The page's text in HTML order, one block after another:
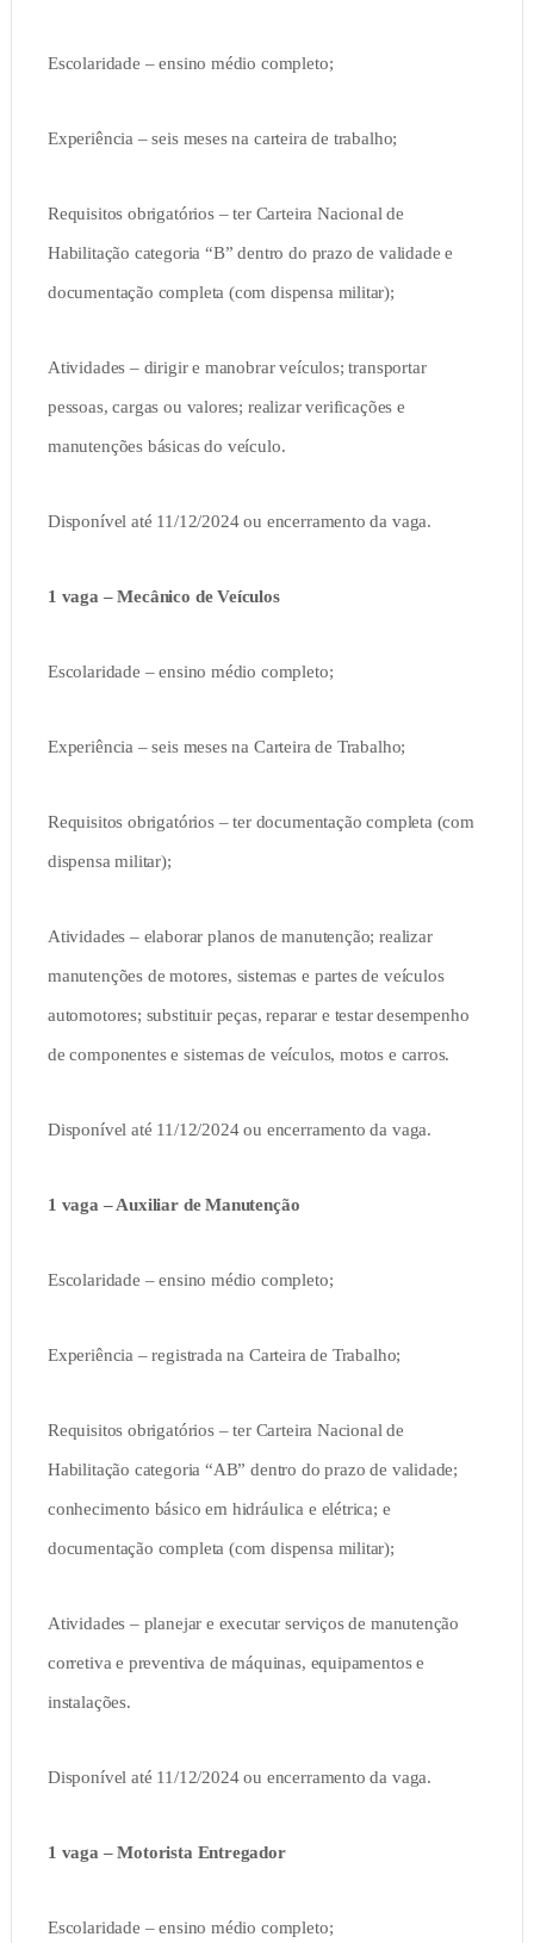
Escolaridade – ensino médio completo;
Experiência – seis meses na carteira de trabalho;
Requisitos obrigatórios – ter Carteira Nacional de
Habilitação categoria “B” dentro do prazo de validade e
documentação completa (com dispensa militar);
Atividades – dirigir e manobrar veículos; transportar
pessoas, cargas ou valores; realizar verificações e
manutenções básicas do veículo.
Disponível até 11/12/2024 ou encerramento da vaga.
1 vaga – Mecânico de Veículos
Escolaridade – ensino médio completo;
Experiência – seis meses na Carteira de Trabalho;
Requisitos obrigatórios – ter documentação completa (com
dispensa militar);
Atividades – elaborar planos de manutenção; realizar
manutenções de motores, sistemas e partes de veículos
automotores; substituir peças, reparar e testar desempenho
de componentes e sistemas de veículos, motos e carros.
Disponível até 11/12/2024 ou encerramento da vaga.
1 vaga – Auxiliar de Manutenção
Escolaridade – ensino médio completo;
Experiência – registrada na Carteira de Trabalho;
Requisitos obrigatórios – ter Carteira Nacional de
Habilitação categoria “AB” dentro do prazo de validade;
conhecimento básico em hidráulica e elétrica; e
documentação completa (com dispensa militar);
Atividades – planejar e executar serviços de manutenção
corretiva e preventiva de máquinas, equipamentos e
instalações.
Disponível até 11/12/2024 ou encerramento da vaga.
1 vaga – Motorista Entregador
Escolaridade – ensino médio completo;